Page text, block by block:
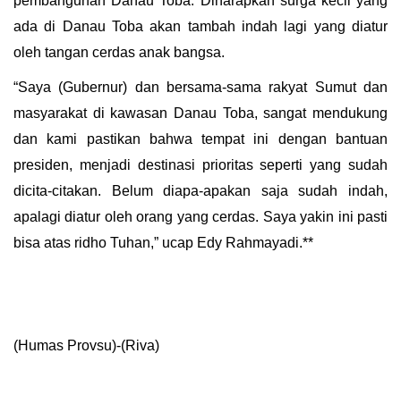
ada di Danau Toba akan tambah indah lagi yang diatur
oleh tangan cerdas anak bangsa.
“Saya (Gubernur) dan bersama-sama rakyat Sumut dan
masyarakat di kawasan Danau Toba, sangat mendukung
dan kami pastikan bahwa tempat ini dengan bantuan
presiden, menjadi destinasi prioritas seperti yang sudah
dicita-citakan. Belum diapa-apakan saja sudah indah,
apalagi diatur oleh orang yang cerdas. Saya yakin ini pasti
bisa atas ridho Tuhan,” ucap Edy Rahmayadi.**
(Humas Provsu)-(Riva)